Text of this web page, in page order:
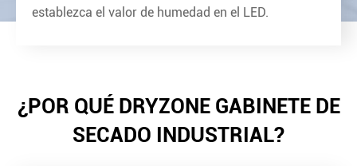
establezca el valor de humedad en el LED.
¿POR QUÉ DRYZONE GABINETE DE
SECADO INDUSTRIAL?